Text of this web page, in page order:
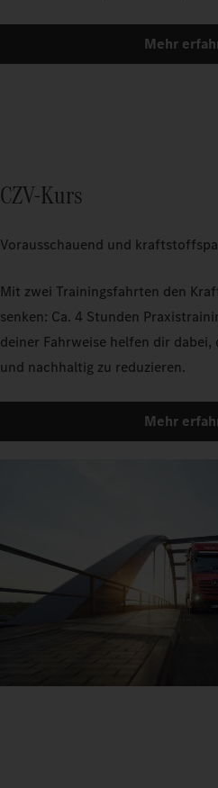
Mehr
CZV-Kurs
Vorausschauend und
Mit zwei Trainingsfahrten den
senken: Ca. 4 Stunden
deiner Fahrweise helfen dir
und nachhaltig zu reduzieren.
Mehr